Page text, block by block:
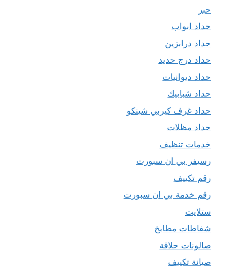
حبر
حداد ابواب
حداد درابزين
حداد درج حديد
حداد ديوانيات
حداد شبابيك
حداد غرف كيربي شينكو
حداد مظلات
خدمات تنظيف
رسيفر بي ان سبورت
رقم تكييف
رقم خدمة بي ان سبورت
ستلايت
شفاطات مطابخ
صالونات حلاقة
صيانة تكييف